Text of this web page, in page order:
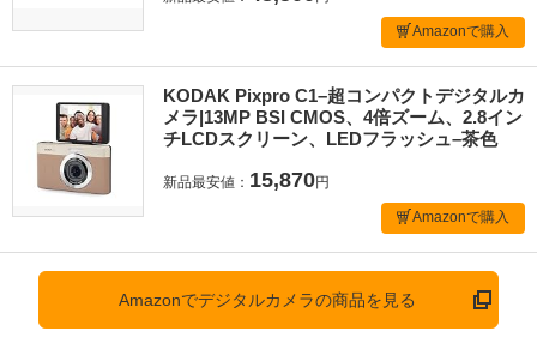
Amazonで購入
KODAK Pixpro C1–超コンパクトデジタルカ
メラ|13MP BSI CMOS、4倍ズーム、2.8イン
チLCDスクリーン、LEDフラッシュ–茶色
新品最安値： 15,870円
Amazonで購入
Amazonでデジタルカメラの商品を見る